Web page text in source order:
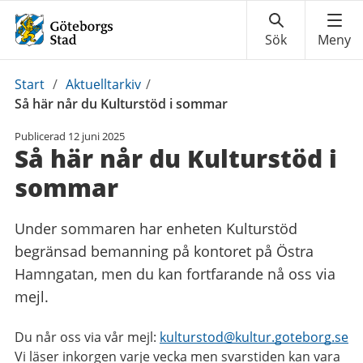
Du
är
Start / Aktuelltarkiv /
Så här når du Kulturstöd i sommar
Publicerad 12 juni 2025
Så här når du Kulturstöd i
sommar
Under sommaren har enheten Kulturstöd
begränsad bemanning på kontoret på Östra
Hamngatan, men du kan fortfarande nå oss via
mejl.
Du når oss via vår mejl: kulturstod@kultur.goteborg.se
Vi läser inkorgen varje vecka men svarstiden kan vara